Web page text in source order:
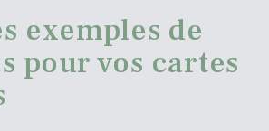
exemples de
pour vos cartes